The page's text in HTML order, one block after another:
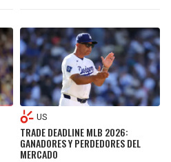
US
TRADE DEADLINE MLB 2026:
GANADORES Y PERDEDORES DEL
MERCADO